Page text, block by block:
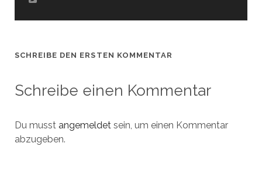
SCHREIBE DEN ERSTEN KOMMENTAR
Schreibe einen Kommentar
Du musst angemeldetsein, um einen Kommentar
abzugeben.